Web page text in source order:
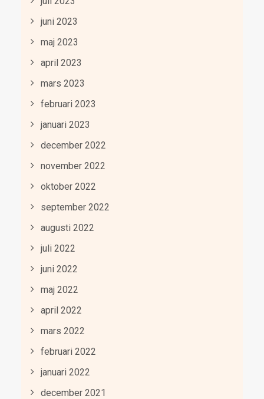
juni 2023
maj 2023
april 2023
mars 2023
februari 2023
januari 2023
december 2022
november 2022
oktober 2022
september 2022
augusti 2022
juli 2022
juni 2022
maj 2022
april 2022
mars 2022
februari 2022
januari 2022
december 2021